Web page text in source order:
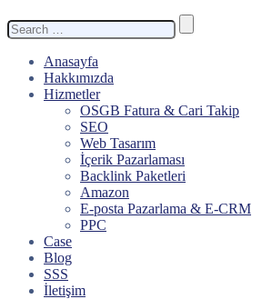
Search
for:
Anasayfa
Hakkımızda
Hizmetler
OSGB Fatura & Cari Takip
SEO
Web Tasarım
İçerik Pazarlaması
Backlink Paketleri
Amazon
E-posta Pazarlama & E-CRM
PPC
Case
Blog
SSS
İletişim